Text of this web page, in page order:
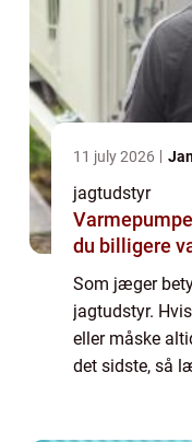
11 july 2026
jagtudstyr
du billigere
Som jæger
jagtudstyr.
eller måske
det sidste, så